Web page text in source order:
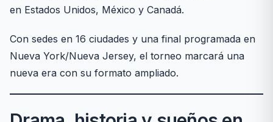
en Estados Unidos, México y Canadá.
Con sedes en 16 ciudades y una final programada en
Nueva York/Nueva Jersey, el torneo marcará una
nueva era con su formato ampliado.